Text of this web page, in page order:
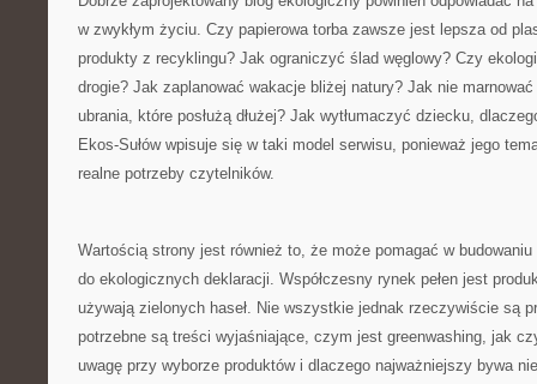
w zwykłym życiu. Czy papierowa torba zawsze jest lepsza od
produkty z recyklingu? Jak ograniczyć ślad węglowy? Czy
drogie? Jak zaplanować wakacje bliżej natury? Jak nie
ubrania, które posłużą dłużej? Jak wytłumaczyć dziecku,
Ekos-Sułów wpisuje się w taki model serwisu, ponieważ jego
realne potrzeby czytelników.
Wartością strony jest również to, że może pomagać w
do ekologicznych deklaracji. Współczesny rynek pełen jest
używają zielonych haseł. Nie wszystkie jednak rzeczywiście są
potrzebne są treści wyjaśniające, czym jest greenwashing, jak
uwagę przy wyborze produktów i dlaczego najważniejszy bywa